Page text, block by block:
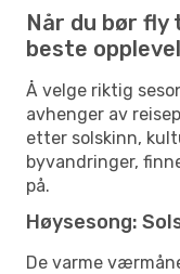
Når du bør
beste
Å velge riktig
avhenger av
etter solskinn,
byvandringer,
på.
Høysesong:
De varme